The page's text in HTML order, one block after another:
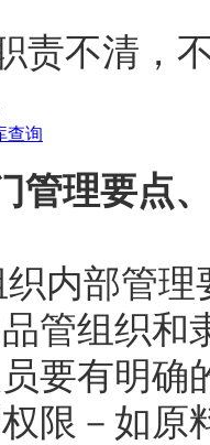
查询
理办法
不清，
管理要点
内部管理
管组织和
要有明确
限－如原